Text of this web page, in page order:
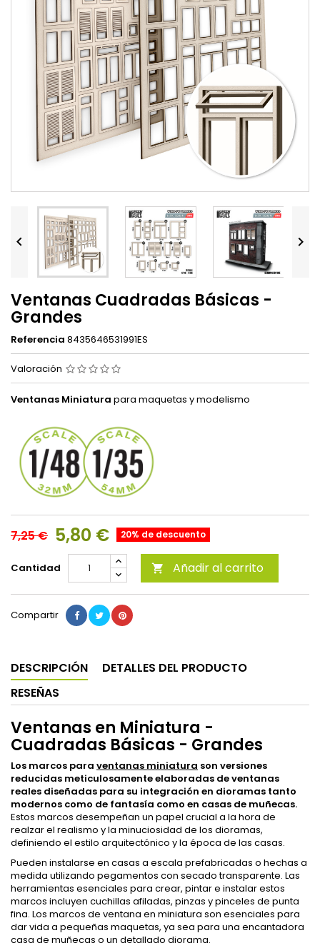
 
Ventanas Cuadradas Básicas -
Grandes
Referencia 8435646531991ES
Valoración
Ventanas Miniatura para maquetas y modelismo
7,25 € 5,80 € 20% de descuento
Cantidad  Añadir al carrito
Compartir
DESCRIPCIÓN
DETALLES DEL PRODUCTO
RESEÑAS
Ventanas en Miniatura -
Cuadradas Básicas - Grandes
Los marcos para ventanas miniatura son versiones
reducidas meticulosamente elaboradas de ventanas
reales diseñadas para su integración en dioramas tanto
modernos como de fantasía como en casas de muñecas.
Estos marcos desempeñan un papel crucial a la hora de
realzar el realismo y la minuciosidad de los dioramas,
definiendo el estilo arquitectónico y la época de las casas.
Pueden instalarse en casas a escala prefabricadas o hechas a
medida utilizando pegamentos con secado transparente. Las
herramientas esenciales para crear, pintar e instalar estos
marcos incluyen cuchillas afiladas, pinzas y pinceles de punta
fina. Los marcos de ventana en miniatura son esenciales para
dar vida a pequeñas maquetas, ya sea para una encantadora
casa de muñecas o un detallado diorama.